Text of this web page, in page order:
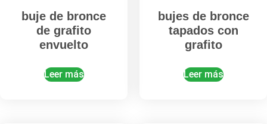
buje de bronce
de grafito
envuelto
Leer más
bujes de bronce
tapados con
grafito
Leer más